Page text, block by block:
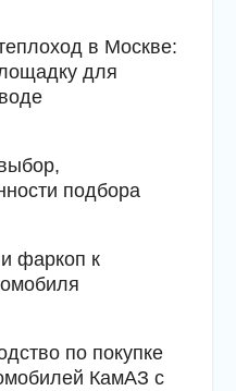
в Москве:
для
подбора
фаркоп к
по покупке
КамАЗ с